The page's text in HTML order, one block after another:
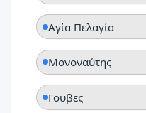
Αγία Πελαγία
Μονοναύτης
Γουβες